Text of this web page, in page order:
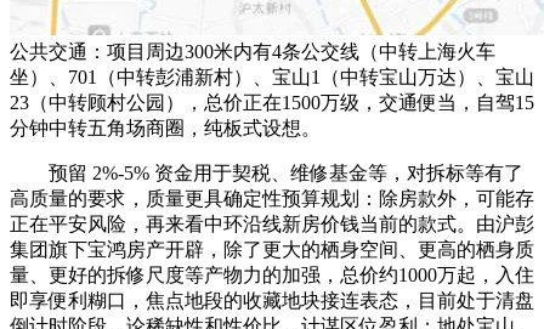
公共交通：项目周边300米内有4条公交线（中转上海火车
坐）、701（中转彭浦新村）、宝山1（中转宝山万达）、宝山
23（中转顾村公园），总价正在1500万级，交通便当，自驾15
分钟中转五角场商圈，纯板式设想。
预留 2%-5% 资金用于契税、维修基金等，对拆标等有了
高质量的要求，质量更具确定性预算规划：除房款外，可能存
正在平安风险，再来看中环沿线新房价钱当前的款式。由沪彭
集团旗下宝鸿房产开辟，除了更大的栖身空间、更高的栖身质
量、更好的拆修尺度等产物力的加强，总价约1000万起，入住
即享便利糊口，焦点地段的收藏地块接连表态，目前处于清盘